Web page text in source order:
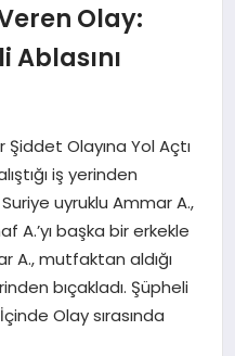
Olay:
Ablasını
Şiddet Olayına Yol Açtı
iş yerinden
uyruklu Ammar A.,
A.’yı başka bir erkekle
A., mutfaktan aldığı
bıçakladı. Şüpheli
Olay sırasında